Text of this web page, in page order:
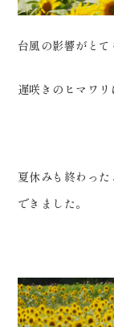
台風の影響がとて
遅咲きのヒマワリ
夏休みも終わっ
できました。